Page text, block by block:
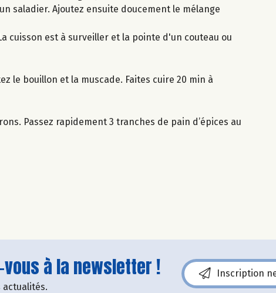
saladier. Ajoutez ensuite doucement le mélange
cuisson est à surveiller et la pointe d'un couteau ou
le bouillon et la muscade. Faites cuire 20 min à
Passez rapidement 3 tranches de pain d’épices au
à la newsletter !
actualités.
Inscription